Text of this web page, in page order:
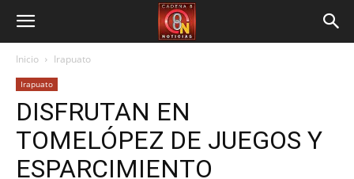
Inicio Irapuato
Irapuato
DISFRUTAN EN
TOMELÓPEZ DE JUEGOS Y
ESPARCIMIENTO